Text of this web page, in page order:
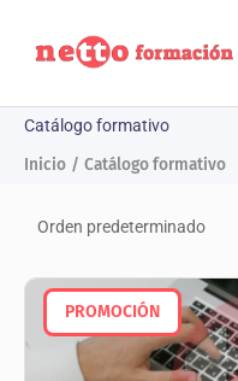
contenido
Catálogo formativo
Inicio Catálogo formativo
PROMOCIÓN